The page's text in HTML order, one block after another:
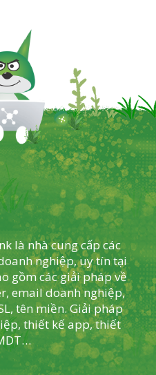
là nhà cung cấp các
nghiệp, uy tín tại
gồm các giải pháp về
email doanh nghiệp,
tên miền. Giải pháp
thiết kế app, thiết